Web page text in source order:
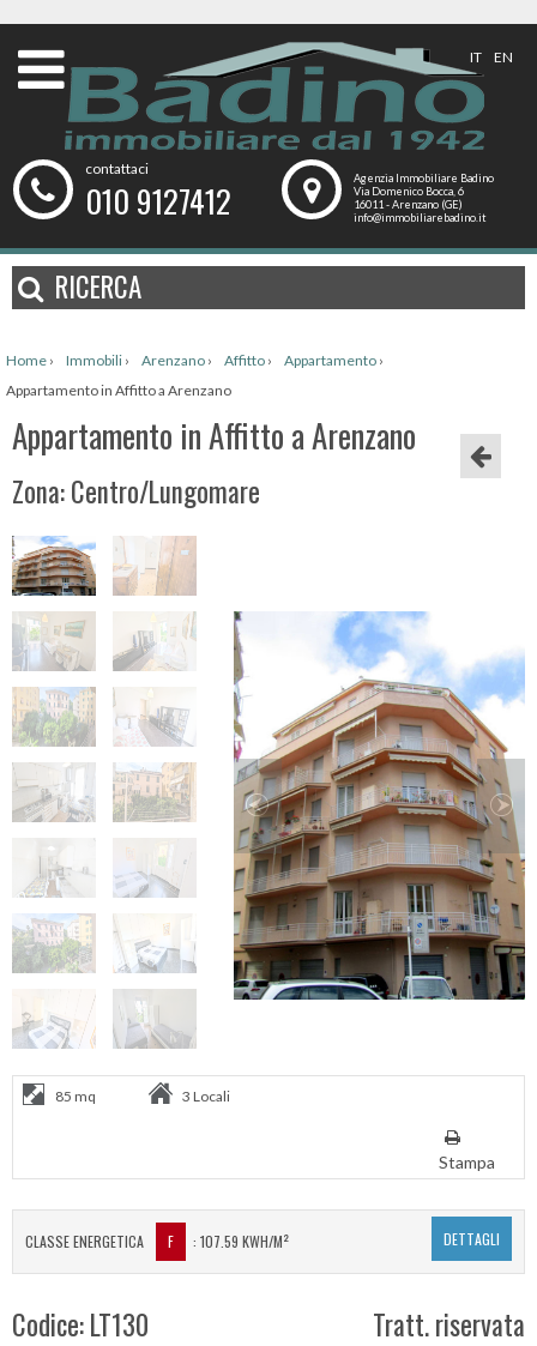
IT EN
contattaci
010 9127412
Agenzia Immobiliare Badino
Via Domenico Bocca, 6
16011 - Arenzano (GE)
info@immobiliarebadino.it
RICERCA
Home › Immobili › Arenzano › Affitto › Appartamento ›
Appartamento in Affitto a Arenzano
Appartamento in Affitto a Arenzano
Zona: Centro/Lungomare
85 mq 3 Locali
Stampa
CLASSE ENERGETICA F : 107.59 KWH/M² DETTAGLI
Codice: LT130 Tratt. riservata